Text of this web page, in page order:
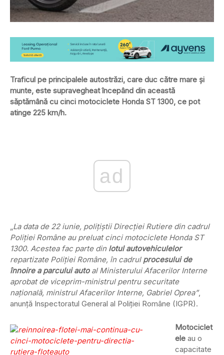
Traficul pe principalele autostrăzi, care duc către mare şi
munte, este supravegheat începând din această
săptămână cu cinci motociclete Honda ST 1300, ce pot
atinge 225 km/h.
ad
„La data de 22 iunie, poliţiştii Direcţiei Rutiere din cadrul
Poliţiei Române au preluat cinci motociclete Honda ST
1300. Acestea fac parte din lotul autovehiculelor
repartizate Poliţiei Române, în cadrul procesului de
înnoire a parcului autoal Ministerului Afacerilor Interne
aprobat de viceprim-ministrul pentru securitate
naţională, ministrul Afacerilor Interne, Gabriel Oprea”,
anunţă Inspectoratul General al Poliţiei Române (IGPR).
Motociclet
ele au o
capacitate